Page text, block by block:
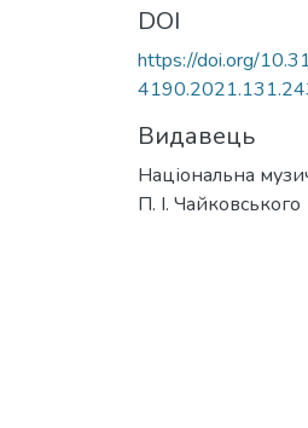
DOI
https://doi.org/
Видавець
Національна
П. І. Чайковського